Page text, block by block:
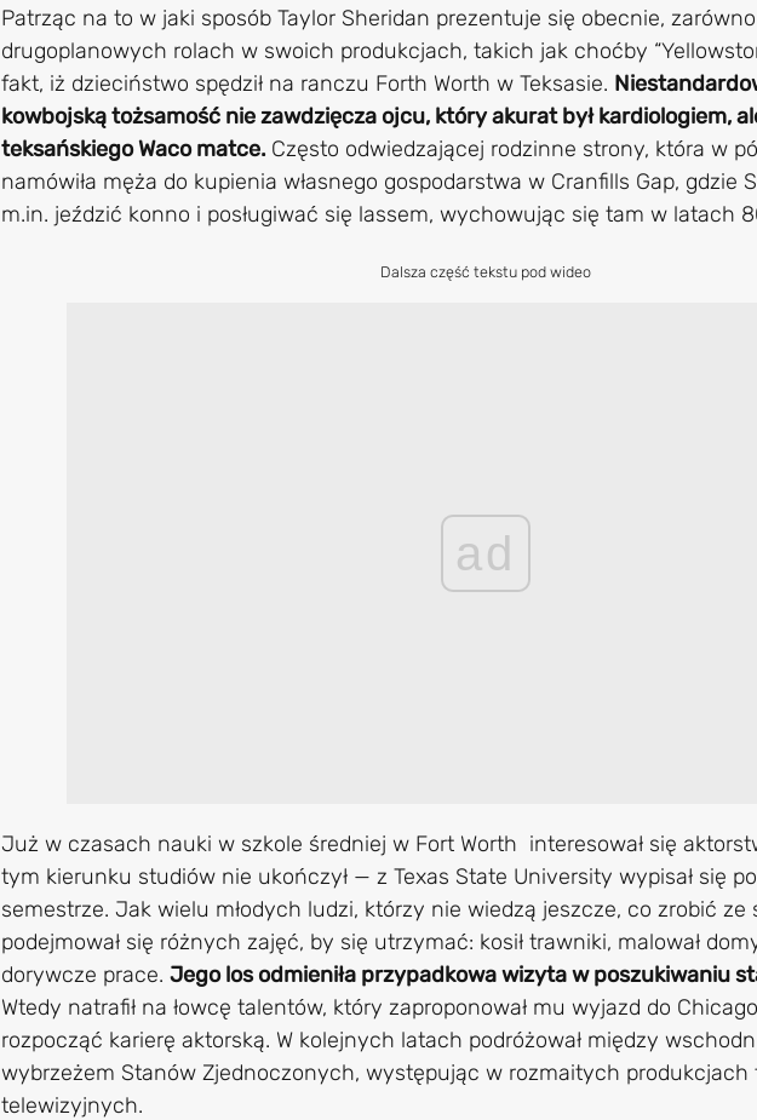
Patrząc na to w jaki sposób Taylor Sheridan prezentuje się obecnie,
drugoplanowych rolach w swoich produkcjach, takich jak choćby
fakt, iż dzieciństwo spędził na ranczu Forth Worth w Teksasie.
kowbojską tożsamość nie zawdzięcza ojcu, który akurat był kardiologiem,
teksańskiego Waco matce. Często odwiedzającej rodzinne strony, która w
namówiła męża do kupienia własnego gospodarstwa w Cranfills Gap, gdzie
m.in. jeździć konno i posługiwać się lassem, wychowując się tam w latach
Dalsza część tekstu pod wideo
ad
Już w czasach nauki w szkole średniej w Fort Worth interesował się
tym kierunku studiów nie ukończył — z Texas State University wypisał się
semestrze. Jak wielu młodych ludzi, którzy nie wiedzą jeszcze, co zrobić ze
podejmował się różnych zajęć, by się utrzymać: kosił trawniki, malował
dorywcze prace. Jego los odmieniła przypadkowa wizyta w poszukiwaniu
Wtedy natrafił na łowcę talentów, który zaproponował mu wyjazd do
rozpocząć karierę aktorską. W kolejnych latach podróżował między
wybrzeżem Stanów Zjednoczonych, występując w rozmaitych
telewizyjnych.